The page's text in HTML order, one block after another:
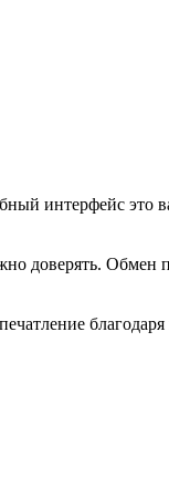
интерфейс это
доверять.